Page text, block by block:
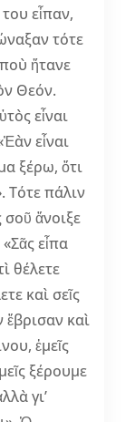
του εἶπαν,
τότε
ἤτανε
Θεόν.
εἶναι
εἶναι
ξέρω, ὅτι
πάλιν
ἄνοιξε
εἶπα
θέλετε
καὶ σεῖς
ἔβρισαν καὶ
ἐμεῖς
ξέρουμε
γι’